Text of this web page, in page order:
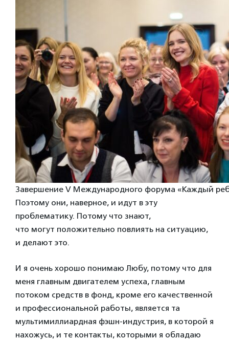
Завершение V Международного форума «Каждый
Поэтому они, наверное, и идут в эту
проблематику. Потому что знают,
что могут положительно повлиять на ситуацию,
и делают это.
И я очень хорошо понимаю Любу, потому что для
меня главным двигателем успеха, главным
потоком средств в фонд, кроме его качественной
и профессиональной работы, является та
мультимиллиардная фэшн-индустрия, в которой я
нахожусь, и те контакты, которыми я обладаю